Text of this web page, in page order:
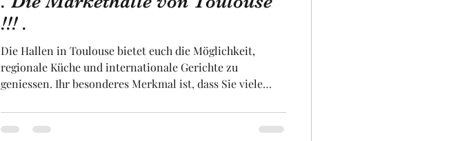
!!! .
Die Hallen in Toulouse bietet euch die Möglichkeit,
regionale Küche und internationale Gerichte zu
geniessen. Ihr besonderes Merkmal ist, dass Sie viele
Tatsächlich gibt es einen Bereich, der vielen Sportarten
gewidmet ist, einen Veranstaltungsaal, ein kino, und